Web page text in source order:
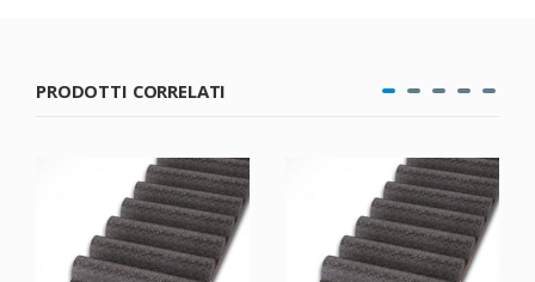
PRODOTTI CORRELATI